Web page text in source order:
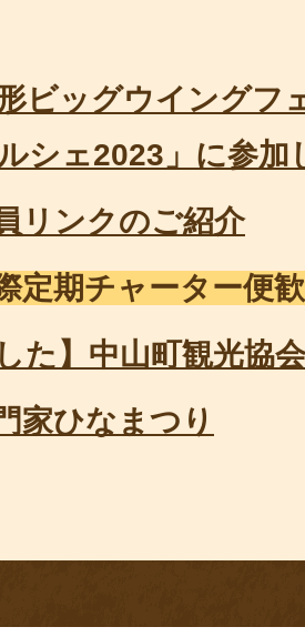
形ビッグウイングフ
シェ2023」に参加
リンクのご紹介
定期チャーター便
た】中山町観光協
家ひなまつり